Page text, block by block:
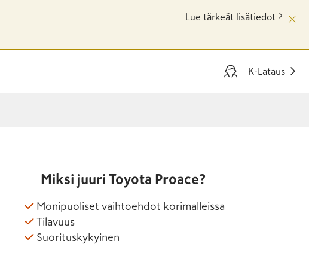
Lue tärkeät lisätiedot
K-Lataus
Miksi juuri Toyota Proace?
Monipuoliset vaihtoehdot korimalleissa
Tilavuus
Suorituskykyinen